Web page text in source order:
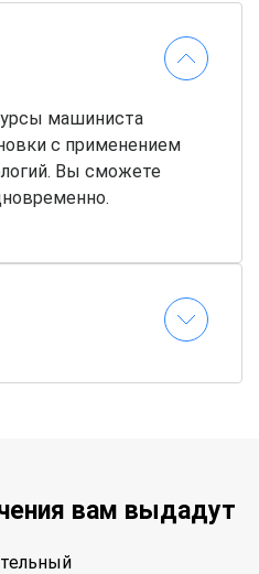
машиниста
с применением
Вы сможете
вам выдадут